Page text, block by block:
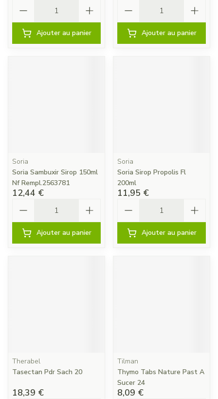
Ajouter au panier Ajouter au panier
Soria
Soria Sambuxir Sirop 150ml
Nf Rempl.2563781
12,44 €
Ajouter au panier
Soria
Soria Sirop Propolis Fl
200ml
11,95 €
Ajouter au panier
Therabel
Tasectan Pdr Sach 20
18,39 €
Tilman
Thymo Tabs Nature Past A
Sucer 24
8,09 €